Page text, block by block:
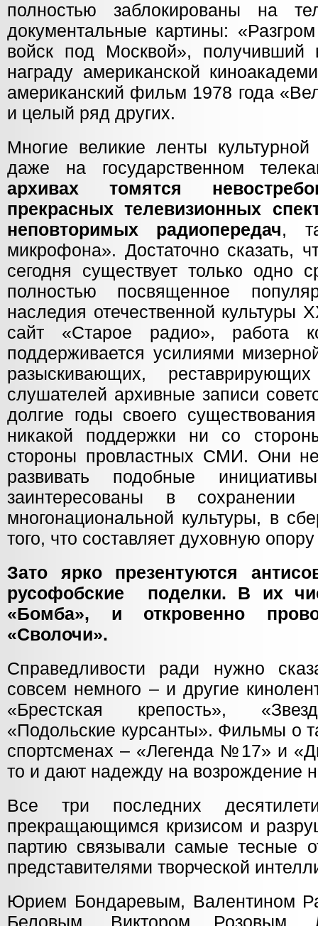
полностью заблокированы на
документальные картины:
войск под Москвой»,
награду американской
американский фильм 1978 года
и целый ряд других.
Многие великие ленты
даже на государственном
архивах томятся
прекрасных телевизионных
неповторимых радиопередач,
микрофона». Достаточно сказать,
сегодня существует только одно
полностью посвященное
наследия отечественной культуры
сайт «Старое радио», работа
поддерживается усилиями
разыскивающих,
слушателей архивные записи
долгие годы своего
никакой поддержки ни со
стороны провластных СМИ. Они
развивать подобные
заинтересованы в
многонациональной культуры, в
того, что составляет духовную
Зато ярко презентуются
русофобские поделки. В их
«Бомба», и откровенно
«Сволочи».
Справедливости ради нужно
совсем немного – и другие
«Брестская крепость»,
«Подольские курсанты». Фильмы о
спортсменах – «Легенда №17» и
то и дают надежду на возрождение
Все три последних
прекращающимся кризисом и
партию связывали самые тесные
представителями творческой
Юрием Бондаревым, Валентином
Беловым, Виктором Розовым,